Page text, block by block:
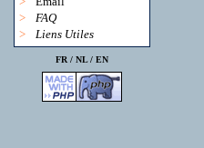
>
FAQ
>
Liens Utiles
FR / NL/ EN